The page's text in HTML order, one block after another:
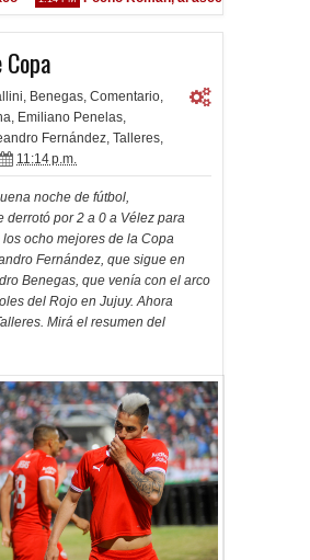
, Benegas, Comentario,
, Emiliano Penelas,
Fernández, Talleres,
11:14 p.m.
noche de fútbol,
derrotó por 2 a 0 a Vélez para
los ocho mejores de la Copa
Fernández, que sigue en
Benegas, que venía con el arco
del Rojo en Jujuy. Ahora
Mirá el resumen del